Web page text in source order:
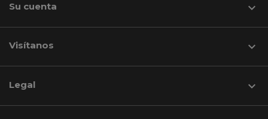
Su cuenta 
Visítanos keyboard_arrow_down
Legal 